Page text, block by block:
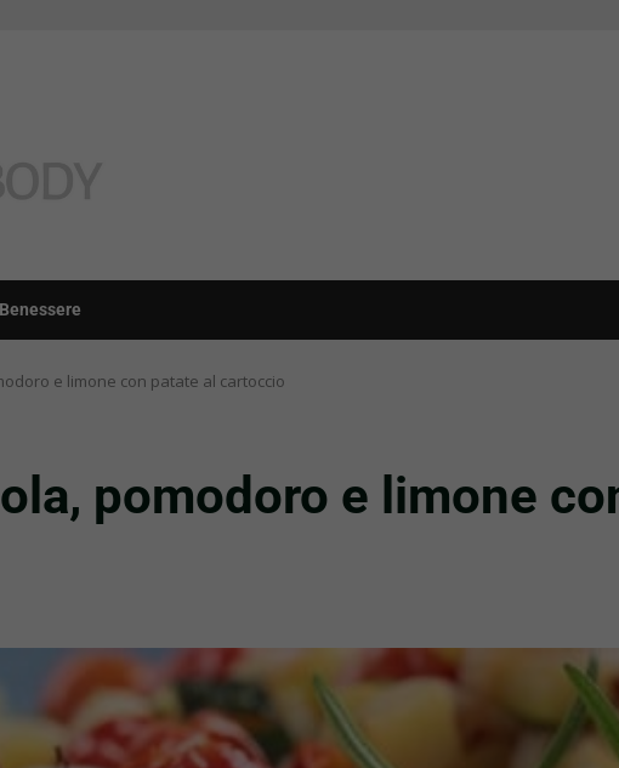
Benessere
e limone con patate al cartoccio
pomodoro e limone